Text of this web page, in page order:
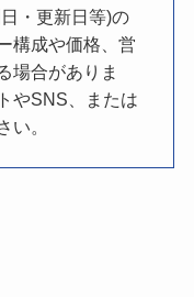
・更新日等)の
構成や価格、営
場合がありま
やSNS、または
い。